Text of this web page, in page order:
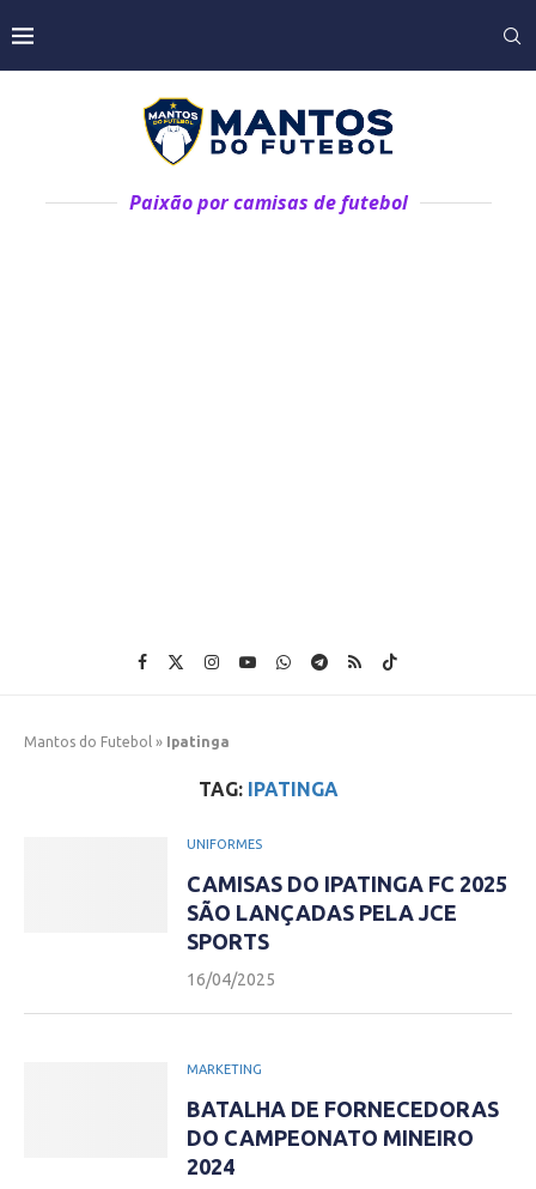
Paixão por camisas de futebol
Mantos do Futebol » Ipatinga
TAG: IPATINGA
UNIFORMES
CAMISAS DO IPATINGA FC 2025
SÃO LANÇADAS PELA JCE
SPORTS
16/04/2025
MARKETING
BATALHA DE FORNECEDORAS
DO CAMPEONATO MINEIRO
2024